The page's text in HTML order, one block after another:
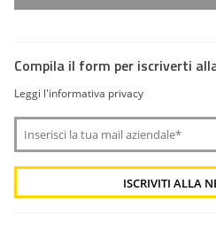
Compila il form per iscriverti
Leggi l'informativa privacy